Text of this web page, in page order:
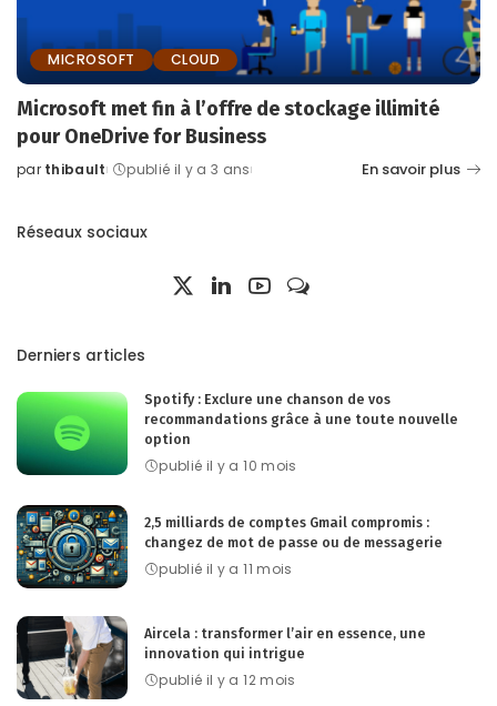
MICROSOFT CLOUD
Microsoft met fin à l’offre de stockage illimité
pour OneDrive for Business
Posted
par thibault publié il y a 3 ans En savoir plus
Réseaux sociaux
Derniers articles
Spotify : Exclure une chanson de vos
recommandations grâce à une toute nouvelle
option
publié il y a 10 mois
2,5 milliards de comptes Gmail compromis :
changez de mot de passe ou de messagerie
publié il y a 11 mois
Aircela : transformer l’air en essence, une
innovation qui intrigue
publié il y a 12 mois